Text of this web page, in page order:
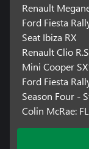
Renault
Ford Fiesta
Seat Ibiza RX
Renault Clio
Mini Cooper
Ford Fiesta
Season Four -
Colin McRae: